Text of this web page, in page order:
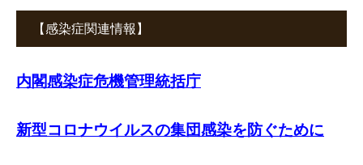
【感染症関連情報】
内閣感染症危機管理統括庁
新型コロナウイルスの集団感染を防ぐために